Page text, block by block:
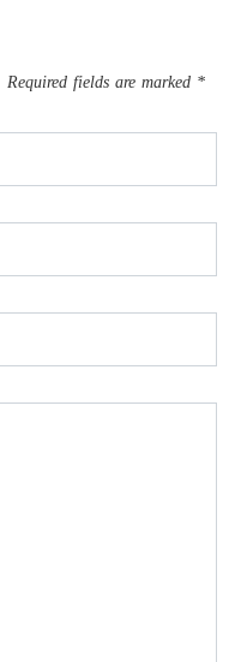
Required fields are marked *